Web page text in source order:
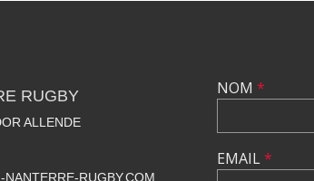
RUGBY
ALLENDE
RUGBY.COM
NOM *
EMAIL*